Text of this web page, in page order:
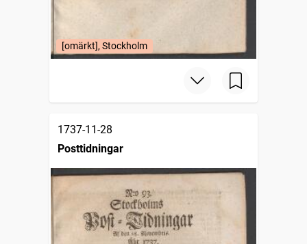
[omärkt], Stockholm
1737-11-28
Posttidningar